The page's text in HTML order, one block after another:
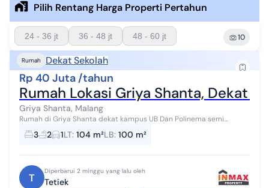
Pilih Rentang Harga Properti Pertahun
24 - 36 jt 36 - 48 jt 48 - 60 jt 10
Rumah Dekat Sekolah
Rp 40 Juta /tahun
Rumah Lokasi Griya Shanta, Dekat
Griya Shanta, Malang
Rumah di Griya Shanta dekat kampus UB Dan Polinema semi
furnushed bangunan terawat hunian asri dan tenang (ind)
3 2 1LT: 104 m²LB: 100 m²
T
Diperbarui 2 minggu yang lalu oleh
Tetiek